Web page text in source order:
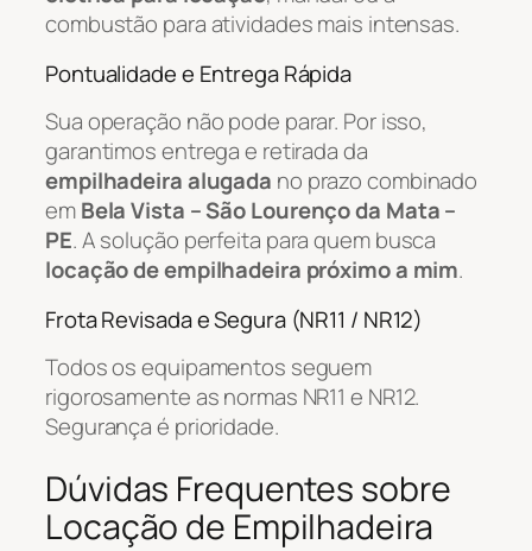
combustão para atividades mais intensas.
Pontualidade e Entrega Rápida
Sua operação não pode parar. Por isso,
garantimos entrega e retirada da
empilhadeira alugada no prazo combinado
emBela Vista – São Lourenço da Mata –
PE. A solução perfeita para quem busca
locação de empilhadeira próximo a mim.
Frota Revisada e Segura (NR11 / NR12)
Todos os equipamentos seguem
rigorosamente as normas NR11 e NR12.
Segurança é prioridade.
Dúvidas Frequentes sobre
Locação de Empilhadeira